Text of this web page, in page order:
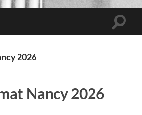
Toggle
2026
Nancy 2026